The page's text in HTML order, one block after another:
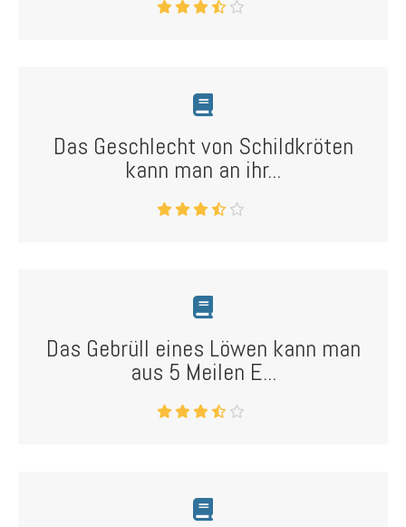
Das Geschlecht von Schildkröten
kann man an ihr...
Das Gebrüll eines Löwen kann man
aus 5 Meilen E...